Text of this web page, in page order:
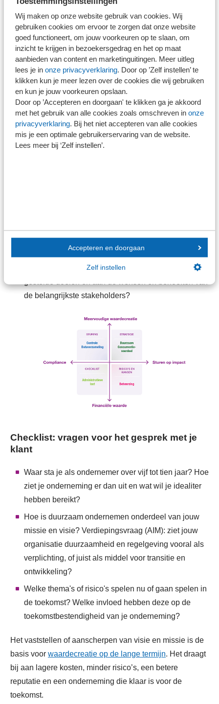
Wij maken op onze website gebruik van cookies. Wij
gebruiken cookies om ervoor te zorgen dat onze website
goed functioneert, om jouw voorkeuren op te slaan, om
inzicht te krijgen in bezoekersgedrag en het op maat
aanbieden van content en marketinguitingen. Meer uitleg
lees je in onze privacyverklaring. Door op ’Zelf instellen’ te
klikken kun je meer lezen over de cookies die wij gebruiken
en kun je jouw voorkeuren opslaan.
Door op ’Accepteren en doorgaan' te klikken ga je akkoord
met het gebruik van alle cookies zoals omschreven in onze
privacyverklaring. Bij het niet accepteren van alle cookies
mis je een optimale gebruikerservaring van de website.
Lees meer bij ‘Zelf instellen’.
Accepteren en doorgaan
Zelf instellen
adviseur complexer. Het is belangrijk om aan te sluiten
bij het ambitieniveau en de ontwikkelfase van de
onderneming. Een praktisch hulpmiddel is het Ambitie
Impact Model (AIM) van de HAN (lectoraat
Futureproof
Control ). Dit model bestaat uit vier kwadranten die laten
zien waar een organisatie staat op het gebied van
duurzaamheid. Op basis daarvan bepaal je het
ambitieniveau, passend bij de wens en behoefte van de
onderneming.
Meer weten? Zie deflyer Ambitie Impact Model
ontwikkeling mogelijk te maken?
Verticale as: in welke mate is de organisatie bereid
het business- en verdienmodel aan te passen aan de
de belangrijkste stakeholders?
Checklist: vragen voor het gesprek met je
klant
Waar sta je als ondernemer over vijf tot tien jaar? Hoe
ziet je onderneming er dan uit en wat wil je idealiter
hebben bereikt?
Hoe is duurzaam ondernemen onderdeel van jouw
missie en visie? Verdiepingsvraag (AIM): ziet jouw
organisatie duurzaamheid en regelgeving vooral als
verplichting, of juist als middel voor transitie en
ontwikkeling?
Welke thema's of risico's spelen nu of gaan spelen in
de toekomst? Welke invloed hebben deze op de
toekomstbestendigheid van je onderneming?
Het vaststellen of aanscherpen van visie en missie is de
basis voor waardecreatie op de lange termijn. Het draagt
bij aan lagere kosten, minder risico’s, een betere
reputatie en een onderneming die klaar is voor de
toekomst.